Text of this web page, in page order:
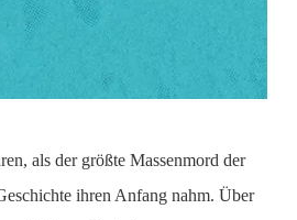
als der größte Massenmord der
ihren Anfang nahm. Über